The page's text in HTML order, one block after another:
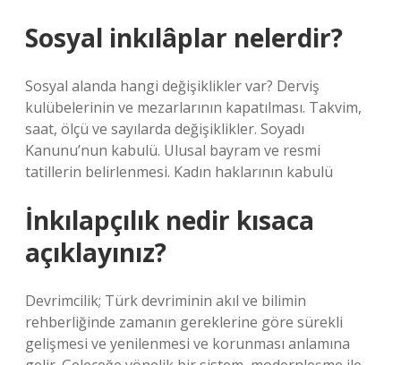
Sosyal inkılâplar nelerdir?
Sosyal alanda hangi değişiklikler var? Derviş
kulübelerinin ve mezarlarının kapatılması. Takvim,
saat, ölçü ve sayılarda değişiklikler. Soyadı
Kanunu’nun kabulü. Ulusal bayram ve resmi
tatillerin belirlenmesi. Kadın haklarının kabulü
İnkılapçılık nedir kısaca
açıklayınız?
Devrimcilik; Türk devriminin akıl ve bilimin
rehberliğinde zamanın gereklerine göre sürekli
gelişmesi ve yenilenmesi ve korunması anlamına